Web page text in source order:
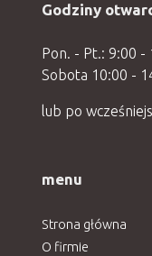
Godziny
Pon. - Pt.: 9:00 -
Sobota 10:00 -
lub po
menu
Strona główna
O firmie